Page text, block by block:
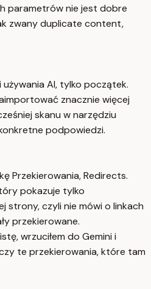
parametrów nie jest dobre
zwany duplicate content,
AI, tylko początek.
znacznie więcej
skanu w narzędziu
podpowiedzi.
Przekierowania, Redirects.
pokazuje tylko
strony, czyli nie mówi o linkach
przekierowane.
wrzuciłem do Gemini i
te przekierowania, które tam